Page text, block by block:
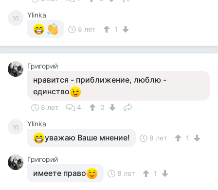
Yl
Ylinka
8 лет
1
Григорий
нравится - приближение, люблю -
единство
8 лет 4 0
Yl Ylinka
уважаю Ваше мнение! 8 лет 1
Григорий
имеете право 8 лет 1